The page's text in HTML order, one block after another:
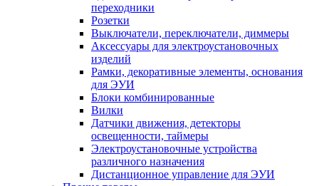
переходники
Розетки
Выключатели, переключатели, диммеры
Аксессуары для электроустановочных
изделий
Рамки, декоративные элементы, основания
для ЭУИ
Блоки комбинированные
Вилки
Датчики движения, детекторы
освещенности, таймеры
Электроустановочные устройства
различного назначения
Дистанционное управление для ЭУИ